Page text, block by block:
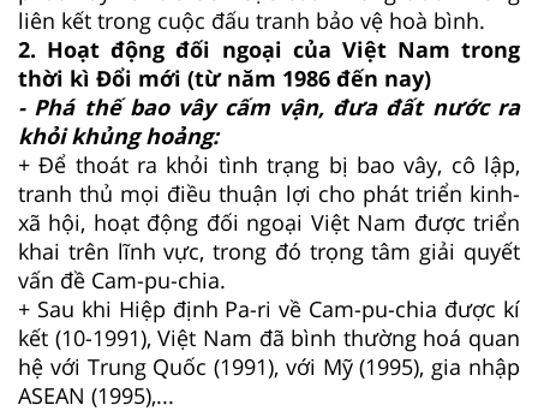
liên kết trong cuộc đấu tranh bảo vệ hoà bình.
2. Hoạt động đối ngoại của Việt Nam trong
thời kì Đổi mới (từ năm 1986 đến nay)
- Phá thế bao vây cấm vận, đưa đất nước ra
khỏi khủng hoảng:
+ Để thoát ra khỏi tình trạng bị bao vây, cô lập,
tranh thủ mọi điều thuận lợi cho phát triển kinh-
xã hội, hoạt động đối ngoại Việt Nam được triển
khai trên lĩnh vực, trong đó trọng tâm giải quyết
vấn đề Cam-pu-chia.
+ Sau khi Hiệp định Pa-ri về Cam-pu-chia được kí
kết (10-1991), Việt Nam đã bình thường hoá quan
hệ với Trung Quốc (1991), với Mỹ (1995), gia nhập
ASEAN (1995),...